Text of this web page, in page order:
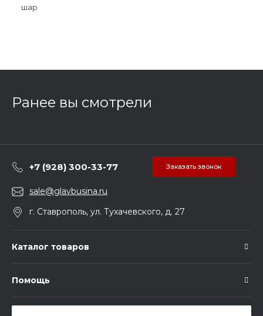
шар
Ранее вы смотрели
+7 (928) 300-33-77 Заказать звонок
sale@glavbusina.ru
г. Ставрополь, ул. Тухачевского, д. 27
Каталог товаров
Помощь